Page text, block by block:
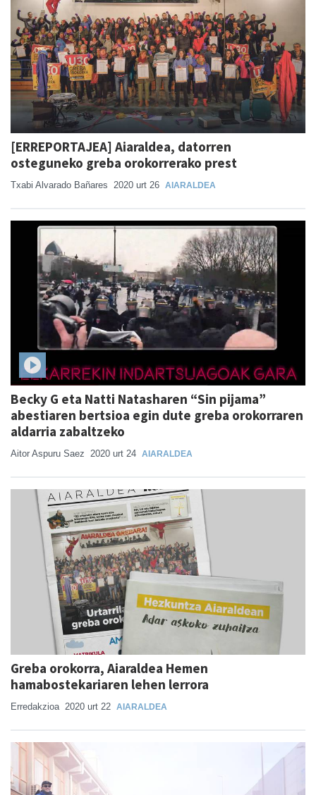
[ERREPORTAJEA] Aiaraldea, datorren
osteguneko greba orokorrerako prest
Txabi Alvarado Bañares 2020 urt 26 AIARALDEA
Becky G eta Natti Natasharen “Sin pijama”
abestiaren bertsioa egin dute greba orokorraren
aldarria zabaltzeko
Aitor Aspuru Saez 2020 urt 24 AIARALDEA
Greba orokorra, Aiaraldea Hemen
hamabostekariaren lehen lerrora
Erredakzioa 2020 urt 22 AIARALDEA